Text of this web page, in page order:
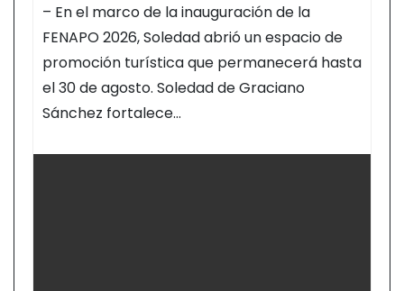
– En el marco de la inauguración de la
FENAPO 2026, Soledad abrió un espacio de
promoción turística que permanecerá hasta
el 30 de agosto. Soledad de Graciano
Sánchez fortalece…